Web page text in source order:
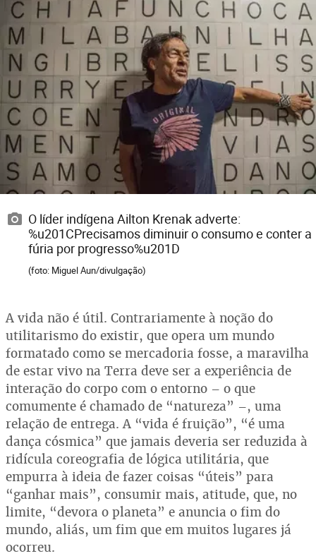
O líder indígena Ailton Krenak adverte:
%u201CPrecisamos diminuir o consumo e conter a
fúria por progresso%u201D
(foto: Miguel Aun/divulgação)
A vida não é útil. Contrariamente à noção do
utilitarismo do existir, que opera um mundo
formatado como se mercadoria fosse, a maravilha
de estar vivo na Terra deve ser a experiência de
interação do corpo com o entorno – o que
comumente é chamado de “natureza” –, uma
relação de entrega. A “vida é fruição”, “é uma
dança cósmica” que jamais deveria ser reduzida à
ridícula coreografia de lógica utilitária, que
empurra à ideia de fazer coisas “úteis” para
“ganhar mais”, consumir mais, atitude, que, no
limite, “devora o planeta” e anuncia o fim do
mundo, aliás, um fim que em muitos lugares já
ocorreu.